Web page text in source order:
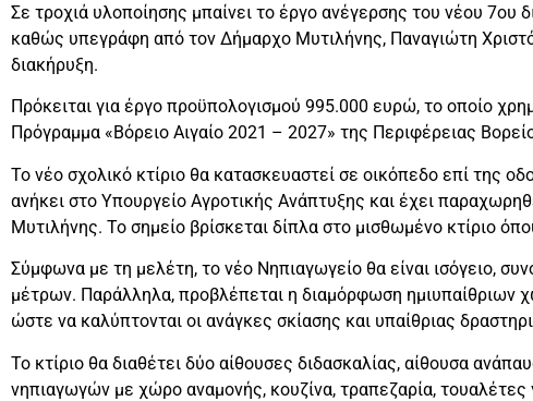
Σε τροχιά υλοποίησης μπαίνει το έργο ανέγερσης του νέου 7ου
καθώς υπεγράφη από τον Δήμαρχο Μυτιλήνης, Παναγιώτη
διακήρυξη.
Πρόκειται για έργο προϋπολογισμού 995.000 ευρώ, το οποίο
Πρόγραμμα «Βόρειο Αιγαίο 2021 – 2027» της Περιφέρειας
Το νέο σχολικό κτίριο θα κατασκευαστεί σε οικόπεδο επί της
ανήκει στο Υπουργείο Αγροτικής Ανάπτυξης και έχει
Μυτιλήνης. Το σημείο βρίσκεται δίπλα στο μισθωμένο κτίριο
Σύμφωνα με τη μελέτη, το νέο Νηπιαγωγείο θα είναι ισόγειο,
μέτρων. Παράλληλα, προβλέπεται η διαμόρφωση ημιυπαίθριων
ώστε να καλύπτονται οι ανάγκες σκίασης και υπαίθριας
Το κτίριο θα διαθέτει δύο αίθουσες διδασκαλίας, αίθουσα
νηπιαγωγών με χώρο αναμονής, κουζίνα, τραπεζαρία, τουαλέτες